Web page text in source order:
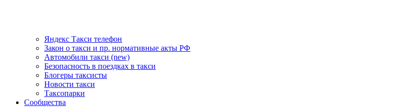
Яндекс Такси телефон
Закон о такси и пр. нормативные акты РФ
Автомобили такси (new)
Безопасность в поездках в такси
Блогеры таксисты
Новости такси
Таксопарки
Сообщества